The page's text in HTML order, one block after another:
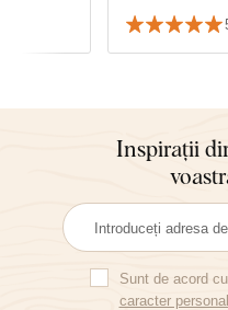
Inspirații
Sunt de acord cu
caracter personal